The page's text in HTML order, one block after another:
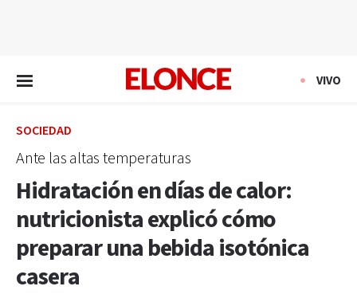
VIVO
SOCIEDAD
Ante las altas temperaturas
Hidratación en días de calor:
nutricionista explicó cómo
preparar una bebida isotónica
casera